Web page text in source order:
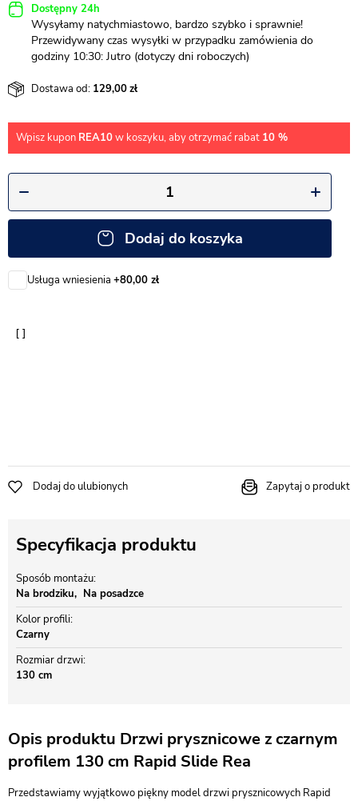
Dostępny 24h
Wysyłamy natychmiastowo, bardzo szybko i sprawnie!
Przewidywany czas wysyłki w przypadku zamówienia do
godziny 10:30: Jutro (dotyczy dni roboczych)
Dostawa od: 129,00
Wpisz kupon REA10w koszyku, aby otrzymać rabat 10 %
Dodaj do koszyka
Usługa wniesienia +80,00 zł
Dodaj do ulubionych Zapytaj o produkt
Specyfikacja produktu
Sposób montażu
Na brodziku
Na posadzce
Kolor profili
Czarny
Rozmiar drzwi
130 cm
Opis produktu Drzwi prysznicowe z czarnym
profilem 130 cm Rapid Slide Rea
Przedstawiamy wyjątkowo piękny model drzwi prysznicowych Rapid